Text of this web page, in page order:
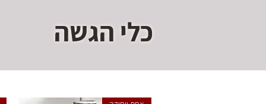
כלי הגשה